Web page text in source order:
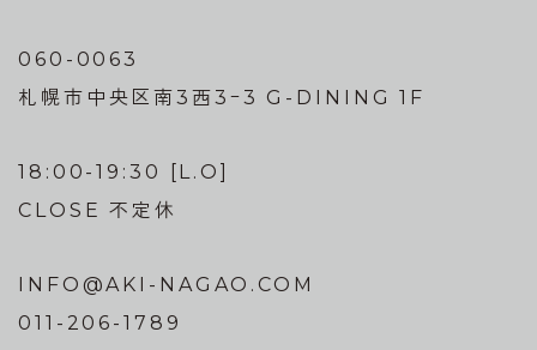
060-0063
札幌市中央区南3西3ｰ3 G-DINING 1F
18:00-19:30 [L.O]
CLOSE 不定休
INFO@AKI-NAGAO.COM
011-206-1789